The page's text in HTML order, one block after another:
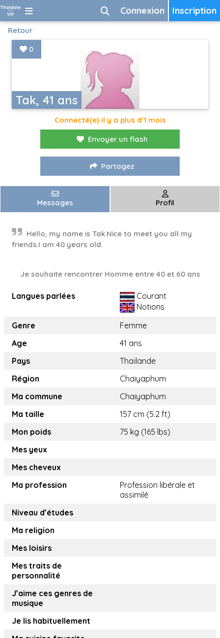
Inscription
Connexion
Retour
Tak, 41 ans
0
Connecté(e) il y a plus d'1 mois
Envoyer un flash
Partagez
Messages Profil
Hello, my name is Tak.Nice to meet you all my
friends.I am 40 years old.
Je souhaite rencontrer Homme entre 40 et 60 ans
Langues parlées
Courant
Notions
Genre
Femme
Age
41 ans
Pays
Thaïlande
Région
Chaiyaphum
Ma commune
Chaiyaphum
Ma taille
157 cm (5.2 ft)
Mon poids
75 kg (165 lbs)
Mes yeux
Mes cheveux
Ma profession
Profession libérale et
assimilé
Niveau d’études
Ma religion
Mes loisirs
Mes traits de
personnalité
J’aime ces genres de
musique
Je lis habituellement